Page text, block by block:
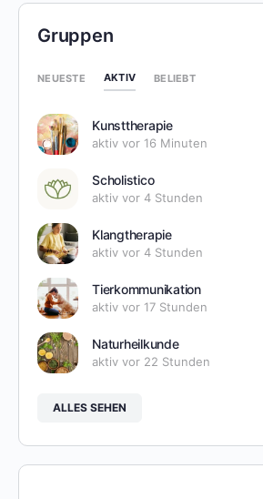
Gruppen
NEUESTE AKTIV BELIEBT
Kunsttherapie
aktiv vor 16 Minuten
Scholistico
aktiv vor 4 Stunden
Klangtherapie
aktiv vor 4 Stunden
Tierkommunikation
aktiv vor 17 Stunden
Naturheilkunde
aktiv vor 22 Stunden
ALLES SEHEN